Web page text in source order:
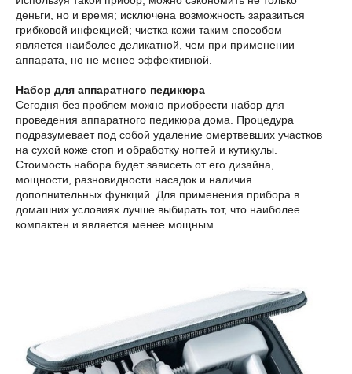
деньги, но и время; исключена возможность заразиться
грибковой инфекцией; чистка кожи таким способом
является наиболее деликатной, чем при применении
аппарата, но не менее эффективной.
Набор для аппаратного педикюра
Сегодня без проблем можно приобрести набор для
проведения аппаратного педикюра дома. Процедура
подразумевает под собой удаление омертвевших участков
на сухой коже стоп и обработку ногтей и кутикулы.
Стоимость набора будет зависеть от его дизайна,
мощности, разновидности насадок и наличия
дополнительных функций. Для применения прибора в
домашних условиях лучше выбирать тот, что наиболее
компактен и является менее мощным.